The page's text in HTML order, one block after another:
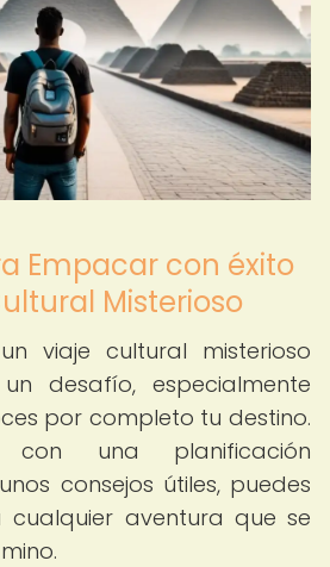
Empacar con éxito
Misterioso
viaje cultural misterioso
desafío, especialmente
por completo tu destino.
con una planificación
consejos útiles, puedes
aventura que se